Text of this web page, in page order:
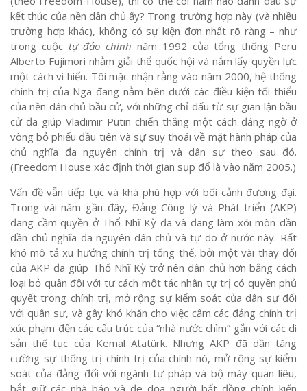
kết thúc của nền dân chủ ấy? Trong trường hợp này (và nhiều
trường hợp khác), không có sự kiện đơn nhất rõ ràng – như
trong cuộc tự đảo chính năm 1992 của tổng thống Peru
Alberto Fujimori nhằm giải thể quốc hội và nắm lấy quyền lực
một cách vi hiến. Tôi mặc nhận rằng vào năm 2000, hệ thống
chính trị của Nga đang nằm bên dưới các điều kiện tối thiểu
của nền dân chủ bầu cử, với những chỉ dấu từ sự gian lận bầu
cử đã giúp Vladimir Putin chiến thắng một cách đáng ngờ ở
vòng bỏ phiếu đầu tiên và sự suy thoái về mặt hành pháp của
chủ nghĩa đa nguyên chính trị và dân sự theo sau đó.
(Freedom House xác định thời gian sụp đổ là vào năm 2005.)
Vấn đề vẫn tiếp tục và khá phù hợp với bối cảnh đương đại.
Trong vài năm gần đây, Đảng Công lý và Phát triển (AKP)
đang cầm quyền ở Thổ Nhĩ Kỳ đã và đang làm xói mòn dần
dần chủ nghĩa đa nguyên dân chủ và tự do ở nước này. Rất
khó mô tả xu hướng chính trị tổng thể, bởi một vài thay đổi
của AKP đã giúp Thổ Nhĩ Kỳ trở nên dân chủ hơn bằng cách
loại bỏ quân đội với tư cách một tác nhân tự trị có quyền phủ
quyết trong chính trị, mở rộng sự kiểm soát của dân sự đối
với quân sự, và gây khó khăn cho việc cấm các đảng chính trị
xúc phạm đến các cấu trúc của “nhà nước chìm” gắn với các di
sản thế tục của Kemal Atatürk. Nhưng AKP đã dần tăng
cường sự thống trị chính trị của chính nó, mở rộng sự kiểm
soát của đảng đối với ngành tư pháp và bộ máy quan liêu,
bắt giữ các nhà báo và đe dọa người bất đồng chính kiến